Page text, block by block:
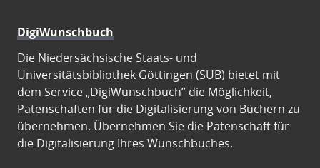
DigiWunschbuch
Die Niedersächsische Staats- und
Universitätsbibliothek Göttingen (SUB) bietet mit
dem Service „DigiWunschbuch” die Möglichkeit,
Patenschaften für die Digitalisierung von Büchern zu
übernehmen. Übernehmen Sie die Patenschaft für
die Digitalisierung Ihres Wunschbuches.